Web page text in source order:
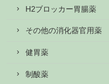
H2ブロッカー胃腸薬
その他の消化器官用薬
健胃薬
制酸薬